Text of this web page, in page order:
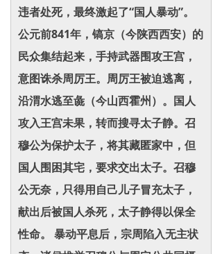
违者处死，最终激起了“国人暴动”。
公元前841年，镐京（今陕西西安）的
民众集结起来，手持武器围攻王宫，
意图诛杀周厉王。周厉王被迫逃离，
沿渭水逃至彘（今山西霍州）。国人
攻入王宫未果，转而搜寻太子静。召
穆公为保护太子，将其藏匿家中，但
国人围困其宅，要求交出太子。召穆
公无奈，只得用自己儿子冒充太子，
献出后被国人杀死，太子静得以保全
性命。 暴动平息后，宗周陷入无主状